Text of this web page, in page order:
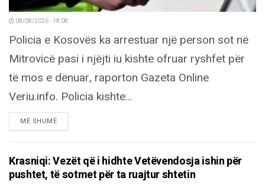
08/08/2026 - 18:08
Policia e Kosovës ka arrestuar një person sot në
Mitrovicë pasi i njëjti iu kishte ofruar ryshfet për
të mos e dënuar, raporton Gazeta Online
Veriu.info. Policia kishte...
MË SHUMËDETAILS
Krasniqi: Vezët që i hidhte Vetëvendosja ishin për
pushtet, të sotmet për ta ruajtur shtetin